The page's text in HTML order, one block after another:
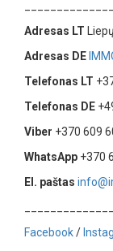
Adresas LT
Adresas DE
Telefonas LT
Telefonas DE
Viber +370 609
WhatsApp +370
El. paštas
Facebook/